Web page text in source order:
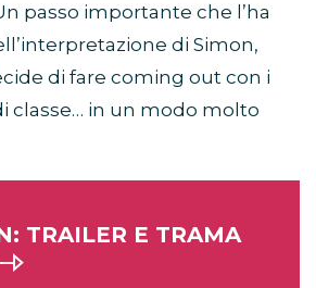
passo importante che l’ha
di Simon,
di fare coming out con i
classe… in un modo molto
TRAILER E TRAMA